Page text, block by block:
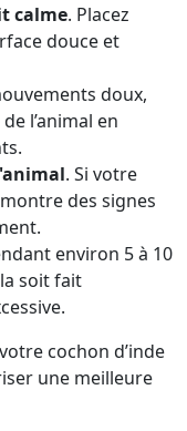
calme. Placez
douce et
doux,
l’animal en
. Si votre
des signes
environ 5 à 10
soit fait
cochon d’inde
une meilleure